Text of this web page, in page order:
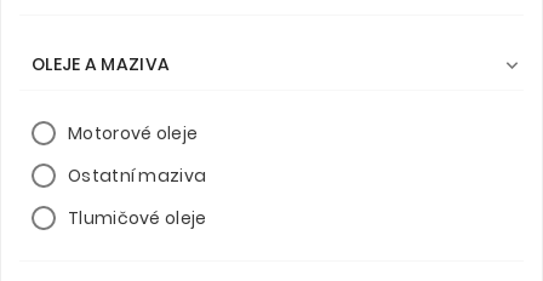
OLEJE A MAZIVA 
Motorové oleje
Ostatní maziva
Tlumičové oleje